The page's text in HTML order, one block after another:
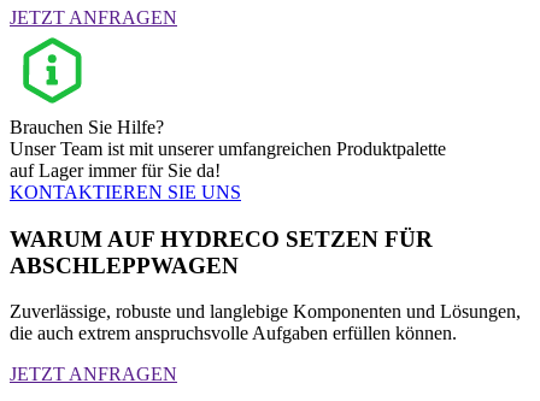
JETZT ANFRAGEN
Brauchen Sie Hilfe?
Unser Team ist mit unserer umfangreichen Produktpalette
auf Lager immer für Sie da!
KONTAKTIEREN SIE UNS
WARUM AUF HYDRECO SETZEN FÜR
ABSCHLEPPWAGEN
Zuverlässige, robuste und langlebige Komponenten und Lösungen,
die auch extrem anspruchsvolle Aufgaben erfüllen können.
JETZT ANFRAGEN